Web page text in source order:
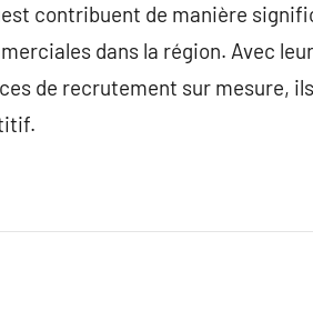
contribuent de manière
dans la région. Avec
de recrutement sur mesure,